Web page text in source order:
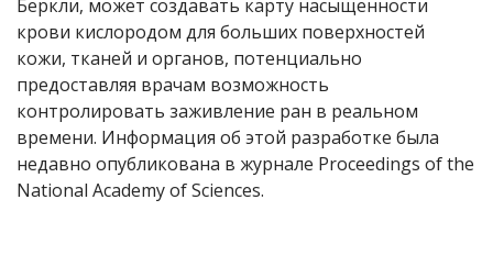
Беркли, может создавать карту насыщенности
крови кислородом для больших поверхностей
кожи, тканей и органов, потенциально
предоставляя врачам возможность
контролировать заживление ран в реальном
времени. Информация об этой разработке была
недавно опубликована в журнале Proceedings of the
National Academy of Sciences.